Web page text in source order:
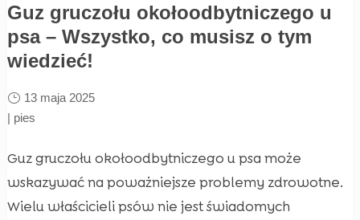
Guz gruczołu okołoodbytniczego u
psa – Wszystko, co musisz o tym
wiedzieć!
13 maja 2025
| pies
Guz gruczołu okołoodbytniczego u psa może
wskazywać na poważniejsze problemy zdrowotne.
Wielu właścicieli psów nie jest świadomych